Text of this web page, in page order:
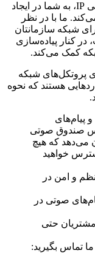
ارتباط ساز، با ارائه خدمات طراحی آدرس‌دهی IP، به شما در ایجاد
ما با در نظر
شبکه سازمانتان
کنار پیاده‌سازی
کمک می‌کند.
پروتکل‌های شبکه
هستند که نحوه
پیام‌های
صندوق صوتی
می‌دهد که هیچ
خواهید
و امن در
صوتی در
حتی
تماس بگیرید: